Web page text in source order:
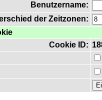
Benutzername:
der Zeitzonen:
Cookie ID: